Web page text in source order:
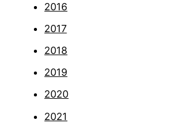
2016
2017
2018
2019
2020
2021